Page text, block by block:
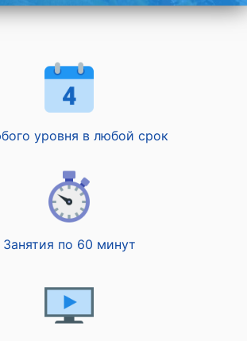
уровня в любой срок
Занятия по 60 минут